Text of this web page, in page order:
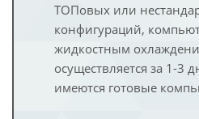
ТОПовых или
конфигураций,
жидкостным
осуществляется за 1-3
имеются готовые